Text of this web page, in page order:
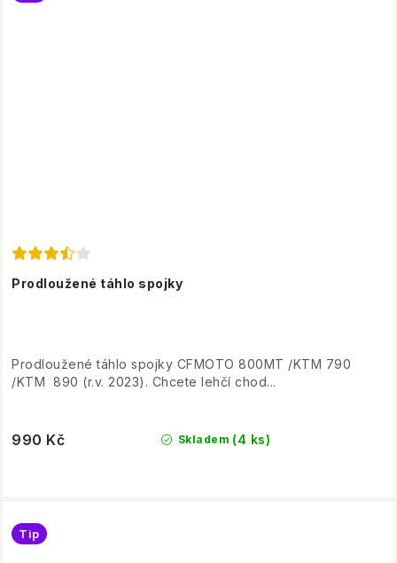
Prodloužené táhlo spojky
Skladem (4 ks)
990 Kč
Prodloužené táhlo spojky CFMOTO 800MT /KTM 790
/KTM 890 (r.v. 2023). Chcete lehčí chod...
Tip